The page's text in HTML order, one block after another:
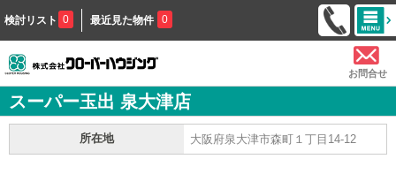
検討リスト 0 最近見た物件 0
お問合せ
スーパー玉出 泉大津店
所在地 大阪府泉大津市森町１丁目14-12